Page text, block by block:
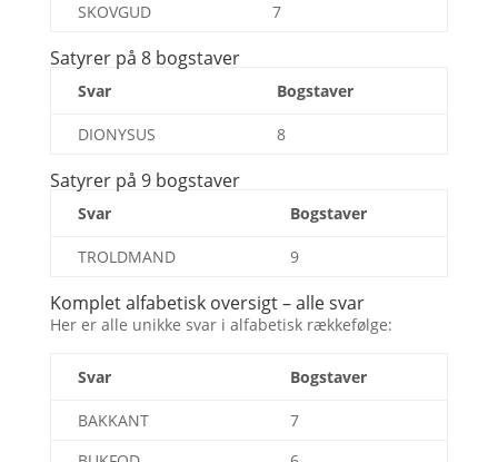
SKOVGUD 7
Satyrer på 8 bogstaver
Svar Bogstaver
DIONYSUS 8
Satyrer på 9 bogstaver
Svar Bogstaver
TROLDMAND 9
Komplet alfabetisk oversigt – alle svar
Her er alle unikke svar i alfabetisk rækkefølge:
Svar Bogstaver
BAKKANT
7